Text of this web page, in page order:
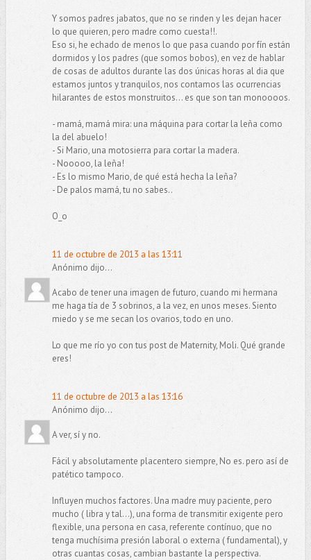
Y somos padres jabatos, que no se rinden y les dejan hacer
lo que quieren, pero madre como cuesta!!.
Eso si, he echado de menos lo que pasa cuando por fín están
dormidos y los padres (que somos bobos), en vez de hablar
de cosas de adultos durante las dos únicas horas al dia que
estamos juntos y tranquilos, nos contamos las ocurrencias
hilarantes de estos monstruitos... es que son tan monoooos.
- mamá, mamá mira: una máquina para cortar la leña como
la del abuelo!
- Si Mario, una motosierra para cortar la madera.
- Nooooo, la leña!
- Es lo mismo Mario, de qué está hecha la leña?
- De palos mamá, tu no sabes..
O_o
11 de octubre de 2013 a las 13:11
Anónimo dijo...
Acabo de tener una imagen de futuro, cuando mi hermana
me haga tía de 3 sobrinos, a la vez, en unos meses. Siento
miedo y se me secan los ovarios, todo en uno.
Lo que me río yo con tus post de Maternity, Moli. Qué grande
eres!
11 de octubre de 2013 a las 13:16
Anónimo dijo...
A ver, sí y no.
Fácil y absolutamente placentero siempre, No es. pero así de
patético tampoco.
Influyen muchos factores. Una madre muy paciente, pero
mucho ( libra y tal...), una forma de transmitir exigente pero
flexible, una persona en casa, referente contínuo, que no
tenga muchísima presión laboral o externa ( fundamental), y
otras cuantas cosas, cambian bastante la perspectiva.